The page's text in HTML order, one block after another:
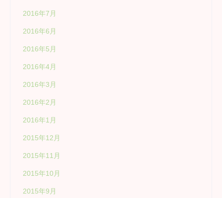
2016年7月
2016年6月
2016年5月
2016年4月
2016年3月
2016年2月
2016年1月
2015年12月
2015年11月
2015年10月
2015年9月